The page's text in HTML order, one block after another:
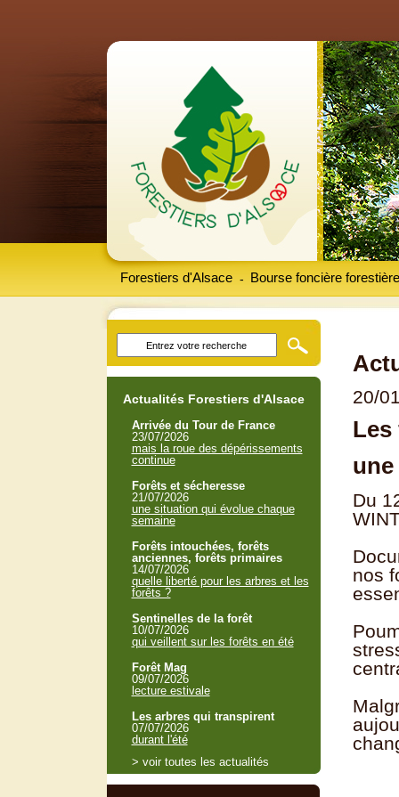
Forestiers d'Alsace Bourse foncière forestière
-
20/
Les
Du
nos
Actualités Forestiers d'Alsace
Arrivée du Tour de France
23/07/2026
mais la roue des dépérissements
continue
Forêts et sécheresse
21/07/2026
une situation qui évolue chaque
semaine
Forêts intouchées, forêts
anciennes, forêts primaires
14/07/2026
quelle liberté pour les arbres et les
forêts ?
Sentinelles de la forêt
10/07/2026
qui veillent sur les forêts en été
Forêt Mag
09/07/2026
lecture estivale
Les arbres qui transpirent
07/07/2026
durant l'été
> voir toutes les actualités